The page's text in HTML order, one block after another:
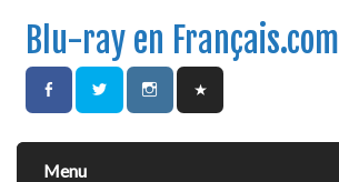
Blu-ray en Français.com
Menu